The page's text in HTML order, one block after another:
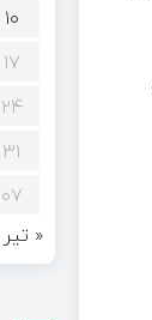
۱۰
۱۷
۲۴
۳۱
۰۷
« تیر